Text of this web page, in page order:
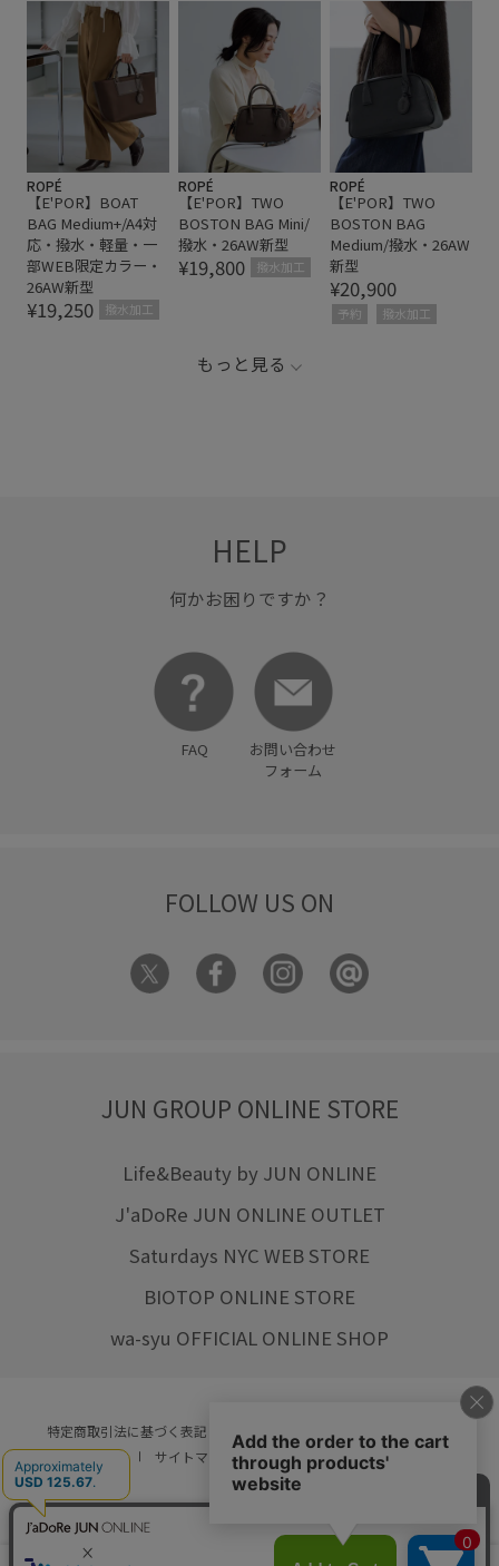
ROPÉ
【E'POR】BOAT
BAG Medium+/A4対
応・撥水・軽量・一
部WEB限定カラー・
26AW新型
¥19,250 撥水加工
ROPÉ
【E'POR】TWO
BOSTON BAG Mini/
撥水・26AW新型
¥19,800 撥水加工
ROPÉ
【E'POR】TWO
BOSTON BAG
Medium/撥水・26AW
新型
¥20,900
予約 撥水加工
もっと見る
HELP
何かお困りですか？
FAQ
お問い合わせ
フォーム
FOLLOW US ON
JUN GROUP ONLINE STORE
Life&Beauty by JUN ONLINE
J'aDoRe JUN ONLINE OUTLET
Saturdays NYC WEB STORE
BIOTOP ONLINE STORE
wa-syu OFFICIAL ONLINE SHOP
特定商取引法に基づく表記 プライバシーポリシー
ご利用規約
サイトマップ リクルート ご利用ガイド